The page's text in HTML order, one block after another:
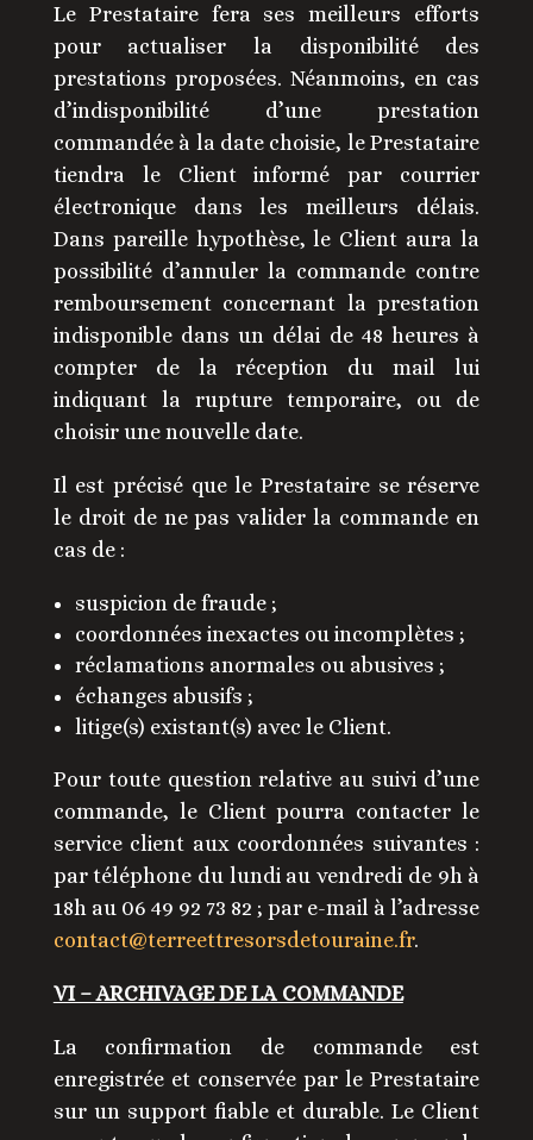
Le Prestataire fera ses meilleurs efforts
pour actualiser la disponibilité des
prestations proposées. Néanmoins, en cas
d’indisponibilité d’une prestation
commandée à la date choisie, le Prestataire
tiendra le Client informé par courrier
électronique dans les meilleurs délais.
Dans pareille hypothèse, le Client aura la
possibilité d’annuler la commande contre
remboursement concernant la prestation
indisponible dans un délai de 48 heures à
compter de la réception du mail lui
indiquant la rupture temporaire, ou de
choisir une nouvelle date.
Il est précisé que le Prestataire se réserve
le droit de ne pas valider la commande en
cas de :
suspicion de fraude ;
coordonnées inexactes ou incomplètes ;
réclamations anormales ou abusives ;
échanges abusifs ;
litige(s) existant(s) avec le Client.
Pour toute question relative au suivi d’une
commande, le Client pourra contacter le
service client aux coordonnées suivantes :
par téléphone du lundi au vendredi de 9h à
18h au 06 49 92 73 82 ; par e-mail à l’adresse
contact@terreettresorsdetouraine.fr.
VI – ARCHIVAGE DE LA COMMANDE
La confirmation de commande est
enregistrée et conservée par le Prestataire
sur un support fiable et durable. Le Client